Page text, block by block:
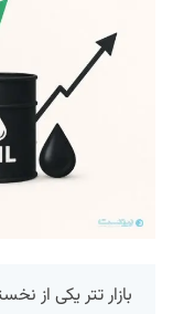
بازار تتر یکی از